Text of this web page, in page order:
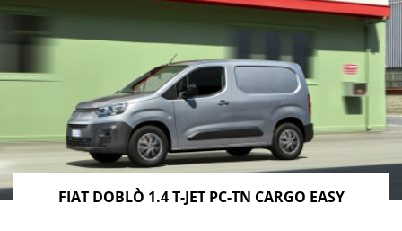
FIAT DOBLÒ 1.4 T-JET PC-TN CARGO EASY